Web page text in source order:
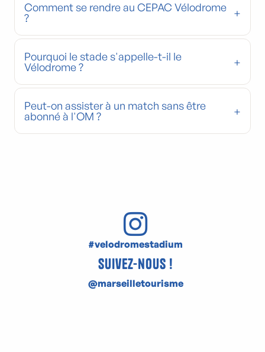
Comment se rendre au CEPAC Vélodrome
?
Pourquoi le stade s'appelle-t-il le
Vélodrome ?
Peut-on assister à un match sans être
abonné à l'OM ?
#velodromestadium
Suivez-nous !
@marseilletourisme